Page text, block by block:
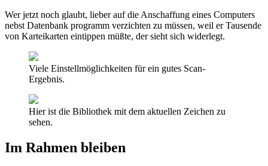
Wer jetzt noch glaubt, lieber auf die Anschaffung eines Computers
nebst Datenbank programm verzichten zu müssen, weil er Tausende
von Karteikarten eintippen müßte, der sieht sich widerlegt.
Viele Einstellmöglichkeiten für ein gutes Scan-
Ergebnis.
Hier ist die Bibliothek mit dem aktuellen Zeichen zu
sehen.
Im Rahmen bleiben